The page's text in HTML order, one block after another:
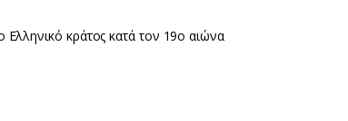
Ελληνικό κράτος κατά τον 19ο αιώνα